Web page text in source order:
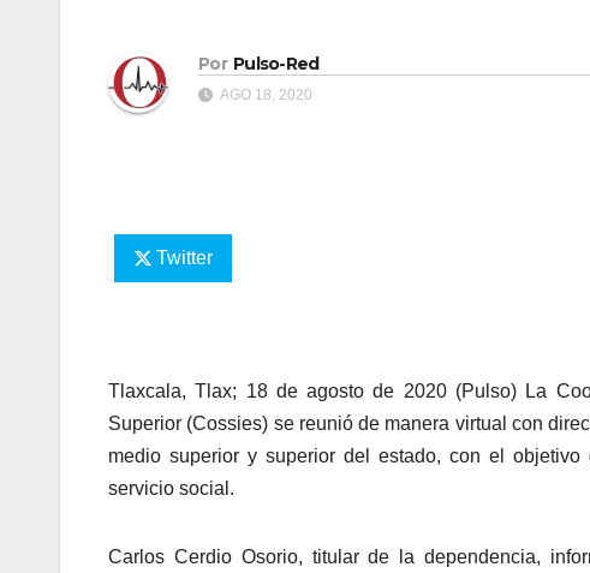
Por Pulso-Red
AGO 18, 2020
Twitter
Tlaxcala, Tlax; 18 de agosto de 2020 (Pulso) La
Superior (Cossies) se reunió de manera virtual con
medio superior y superior del estado, con el
servicio social.
Carlos Cerdio Osorio, titular de la dependencia,